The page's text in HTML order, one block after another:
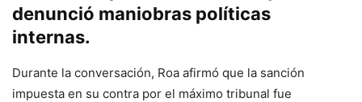
denunció maniobras políticas
internas.
Durante la conversación, Roa afirmó que la sanción
impuesta en su contra por el máximo tribunal fue